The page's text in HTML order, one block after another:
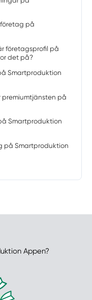
på
företagsprofil på
det på?
Smartproduktion
på
Smartproduktion
på Smartproduktion
Appen?